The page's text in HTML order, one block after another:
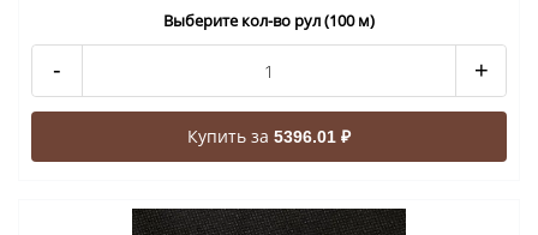
Выберите кол-во рул (100 м)
- +
Купить за 5396.01 ₽